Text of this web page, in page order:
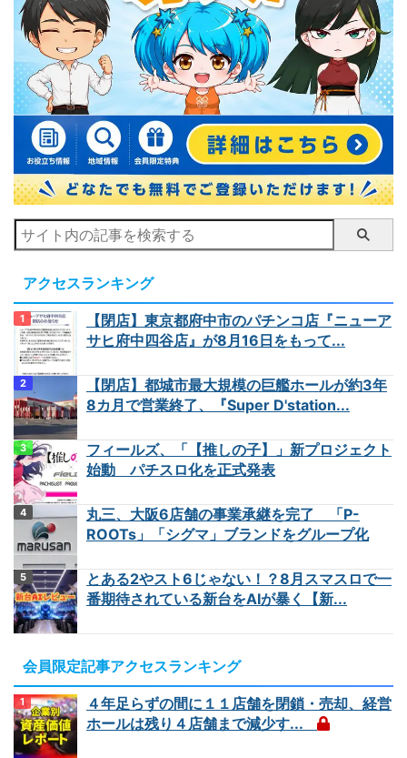
アクセスランキング
【閉店】東京都府中市のパチンコ店『ニューア
サヒ府中四谷店』が8月16日をもって...
【閉店】都城市最大規模の巨艦ホールが約3年
8カ月で営業終了、『Super D'station...
フィールズ、「【推しの子】」新プロジェクト
始動 パチスロ化を正式発表
丸三、大阪6店舗の事業承継を完了 「P-
ROOTs」「シグマ」ブランドをグループ化
とある2やスト6じゃない！？8月スマスロで一
番期待されている新台をAIが暴く【新...
会員限定記事アクセスランキング
４年足らずの間に１１店舗を閉鎖・売却、経営
ホールは残り４店舗まで減少す...